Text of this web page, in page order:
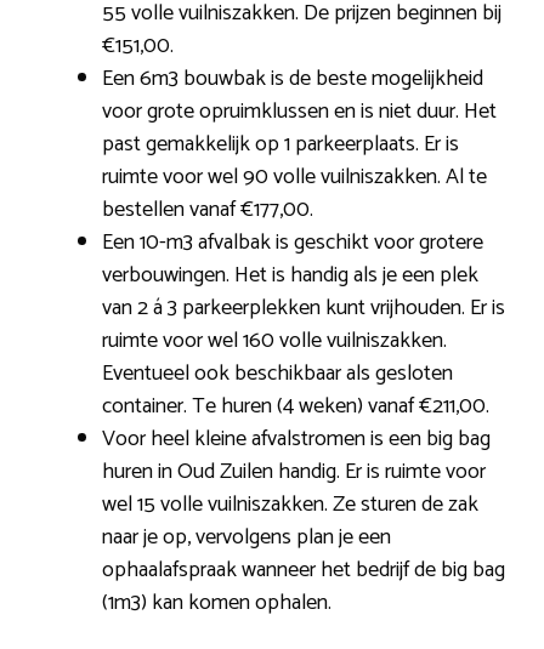
55 volle vuilniszakken. De prijzen beginnen bij
€151,00.
Een 6m3 bouwbak is de beste mogelijkheid
voor grote opruimklussen en is niet duur. Het
past gemakkelijk op 1 parkeerplaats. Er is
ruimte voor wel 90 volle vuilniszakken. Al te
bestellen vanaf €177,00.
Een 10-m3 afvalbak is geschikt voor grotere
verbouwingen. Het is handig als je een plek
van 2 á 3 parkeerplekken kunt vrijhouden. Er is
ruimte voor wel 160 volle vuilniszakken.
Eventueel ook beschikbaar als gesloten
container. Te huren (4 weken) vanaf €211,00.
Voor heel kleine afvalstromen is een big bag
huren in Oud Zuilen handig. Er is ruimte voor
wel 15 volle vuilniszakken. Ze sturen de zak
naar je op, vervolgens plan je een
ophaalafspraak wanneer het bedrijf de big bag
(1m3) kan komen ophalen.